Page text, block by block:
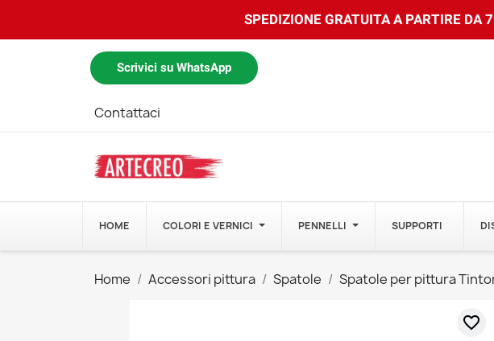
SPEDIZIONE GRATUITA A PARTIRE DA
Scrivici su WhatsApp
Contattaci
HOME COLORI E VERNICI PENNELLI SUPPORTI
Home Accessori pittura Spatole Spatole per pittura
favorite_border